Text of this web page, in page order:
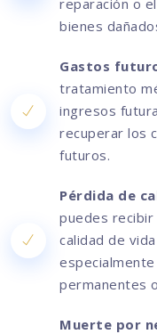
reparación o
bienes
Gastos
tratamiento
ingresos
recuperar los
futuros.
Pérdida de
puedes recibir
calidad de
permanentes
Muerte por